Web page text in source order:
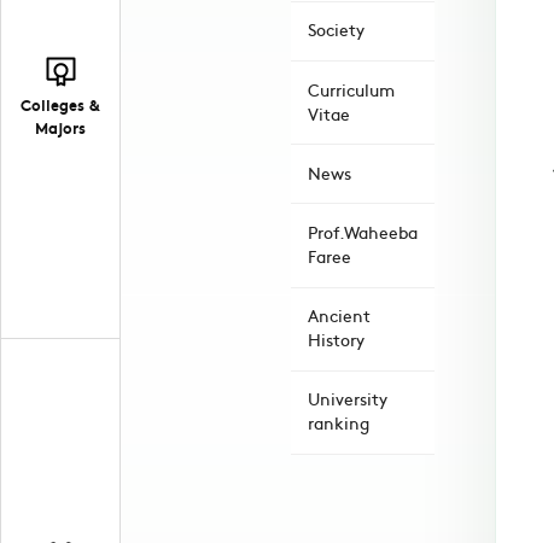
Colleges &
Majors
Society
Curriculum
Vitae
News
Prof.Waheeba
Faree
Ancient
History
University
ranking